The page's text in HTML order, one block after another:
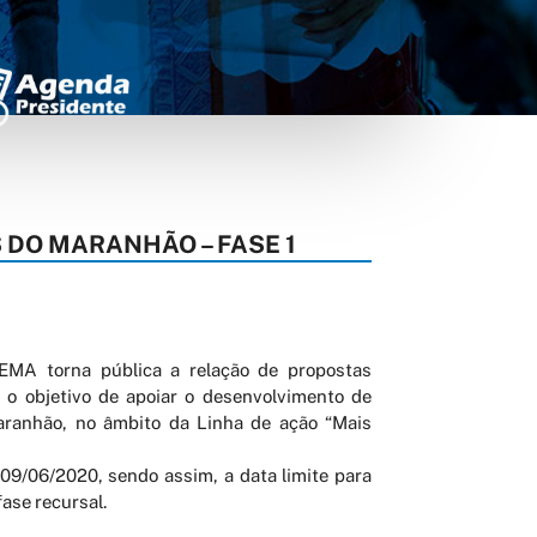
MARANHÃO – FASE 1
torna pública a relação de propostas
o objetivo de apoiar o desenvolvimento de
no âmbito da Linha de ação “Mais
06/2020, sendo assim, a data limite para
recursal.